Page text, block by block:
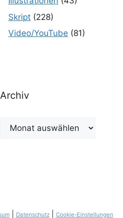
Skript (228)
Video/YouTube (81)
Archiv
Archiv
| Datenschutz| Cookie-Einstellungen